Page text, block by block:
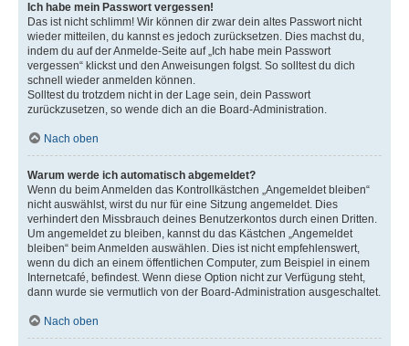
Ich habe mein Passwort vergessen!
Das ist nicht schlimm! Wir können dir zwar dein altes Passwort nicht
wieder mitteilen, du kannst es jedoch zurücksetzen. Dies machst du,
indem du auf der Anmelde-Seite auf „Ich habe mein Passwort
vergessen“ klickst und den Anweisungen folgst. So solltest du dich
schnell wieder anmelden können.
Solltest du trotzdem nicht in der Lage sein, dein Passwort
zurückzusetzen, so wende dich an die Board-Administration.
Nach oben
Warum werde ich automatisch abgemeldet?
Wenn du beim Anmelden das Kontrollkästchen „Angemeldet bleiben“
nicht auswählst, wirst du nur für eine Sitzung angemeldet. Dies
verhindert den Missbrauch deines Benutzerkontos durch einen Dritten.
Um angemeldet zu bleiben, kannst du das Kästchen „Angemeldet
bleiben“ beim Anmelden auswählen. Dies ist nicht empfehlenswert,
wenn du dich an einem öffentlichen Computer, zum Beispiel in einem
Internetcafé, befindest. Wenn diese Option nicht zur Verfügung steht,
dann wurde sie vermutlich von der Board-Administration ausgeschaltet.
Nach oben